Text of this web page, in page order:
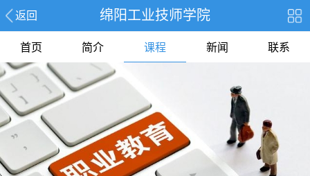
返回 绵阳工业技师学院
首页 简介 课程 新闻 联系